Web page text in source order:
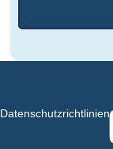
Datenschutzrichtlinien